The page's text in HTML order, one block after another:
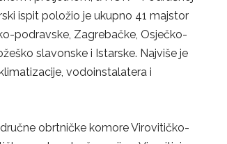
ispit položio je ukupno 41 majstor
podravske, Zagrebačke, Osječko-
slavonske i Istarske. Najviše je
vodoinstalatera i
obrtničke komore Virovitičko-